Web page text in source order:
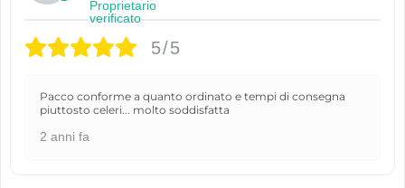
5/5
Pacco conforme a quanto ordinato e tempi di consegna
piuttosto celeri... molto soddisfatta
2 anni fa